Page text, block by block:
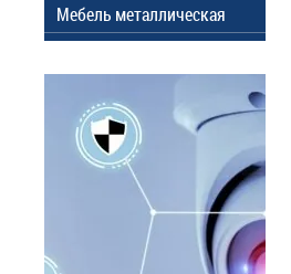
Мебель металлическая